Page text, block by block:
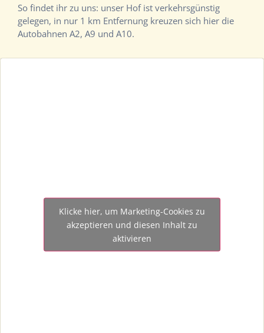
Klicke hier, um Marketing-Cookies zu
akzeptieren und diesen Inhalt zu
aktivieren
So findet ihr zu uns: unser Hof ist verkehrsgünstig
gelegen, in nur 1 km Entfernung kreuzen sich hier die
Autobahnen A2, A9 und A10.